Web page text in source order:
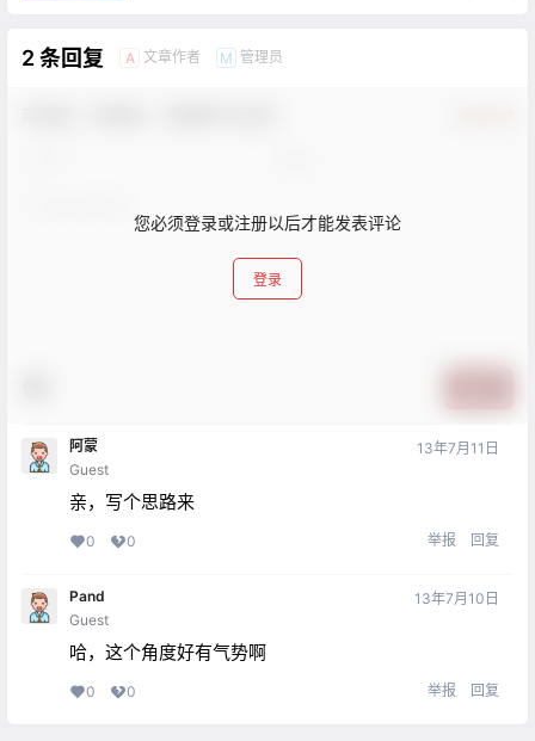
2 条回复 A 文章作者 M 管理员
您必须登录或注册以后才能发表评论
登录
阿蒙
Guest
13年7月11日
亲，写个思路来
0 0 举报 回复
Pand
Guest
13年7月10日
哈，这个角度好有气势啊
0 0 举报 回复